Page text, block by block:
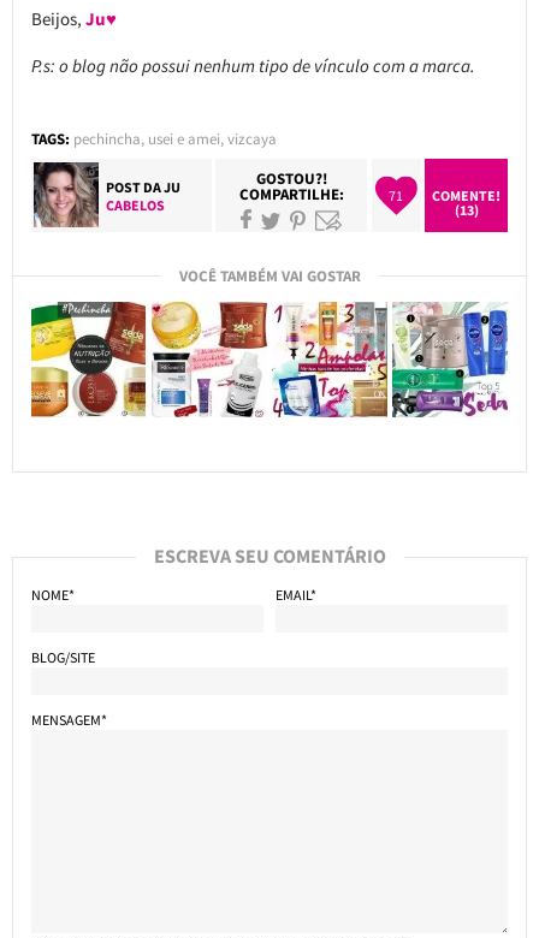
Beijos, Ju♥
P.s: o blog não possui nenhum tipo de vínculo com a marca.
TAGS: pechincha, usei e amei,vizcaya
POST DAJU
CABELOS
GOSTOU?!
COMPARTILHE: 71
COMENTE!
(13)
VOCÊ TAMBÉM VAI GOSTAR
ESCREVA SEU COMENTÁRIO
NOME* EMAIL*
BLOG/SITE
MENSAGEM*